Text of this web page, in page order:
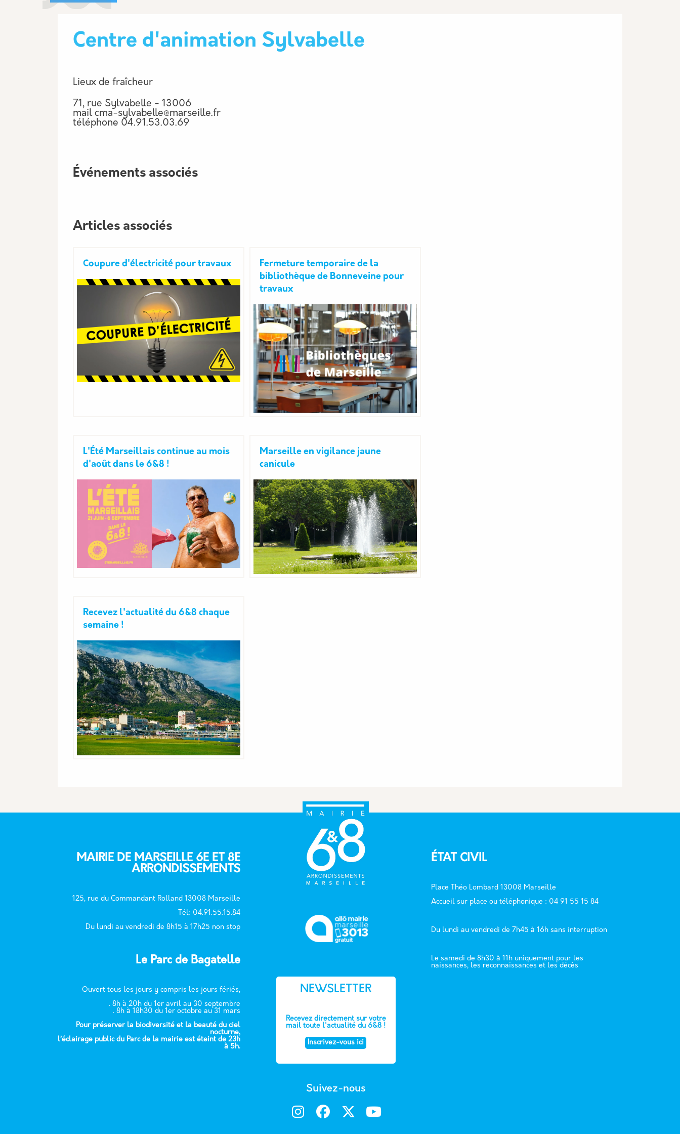
Centre d'animation Sylvabelle
Lieux de fraîcheur
71, rue Sylvabelle - 13006
mail cma-sylvabelle@marseille.fr
téléphone 04.91.53.03.69
Événements associés
Articles associés
Coupure d'électricité pour travaux
Fermeture temporaire de la
bibliothèque de Bonneveine pour
travaux
L'Été Marseillais continue au mois
d'août dans le 6&8 !
Marseille en vigilance jaune
canicule
Recevez l'actualité du 6&8 chaque
semaine !
MAIRIE DE MARSEILLE 6E ET 8E
ARRONDISSEMENTS
125, rue du Commandant Rolland 13008 Marseille
Tél: 04.91.55.15.84
Du lundi au vendredi de 8h15 à 17h25 non stop
Le Parc de Bagatelle
Ouvert tous les jours y compris les jours fériés,
. 8h à 20h du 1er avril au 30 septembre
. 8h à 18h30 du 1er octobre au 31 mars
Pour préserver la biodiversité et la beauté du ciel
nocturne,
l’éclairage public du Parc de la mairie est éteint de 23h
à 5h.
NEWSLETTER
Recevez directement sur votre
mail toute l'actualité du 6&8 !
Inscrivez-vous ici
Suivez-nous
ÉTAT CIVIL
Place Théo Lombard 13008 Marseille
Accueil sur place ou téléphonique : 04 91 55 15 84
Du lundi au vendredi de 7h45 à 16h sans interruption
Le samedi de 8h30 à 11h uniquement pour les
naissances, les reconnaissances et les décès